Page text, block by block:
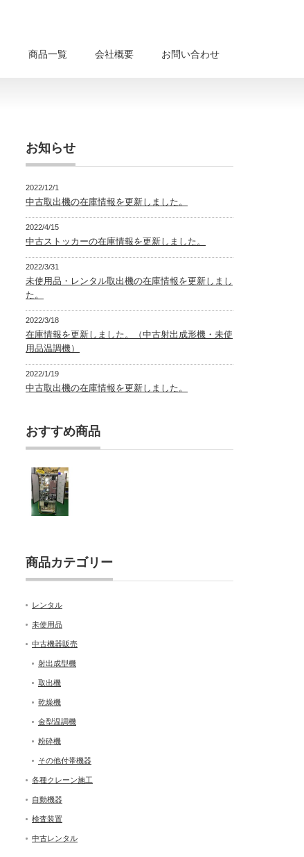
商品一覧 会社概要 お問い合わせ
お知らせ
2022/12/1
中古取出機の在庫情報を更新しました。
2022/4/15
中古ストッカーの在庫情報を更新しました。
2022/3/31
未使用品・レンタル取出機の在庫情報を更新しまし
た。
2022/3/18
在庫情報を更新しました。（中古射出成形機・未使
用品温調機）
2022/1/19
中古取出機の在庫情報を更新しました。
おすすめ商品
商品カテゴリー
レンタル
未使用品
中古機器販売
射出成型機
取出機
乾燥機
金型温調機
粉砕機
その他付帯機器
各種クレーン施工
自動機器
検査装置
中古レンタル